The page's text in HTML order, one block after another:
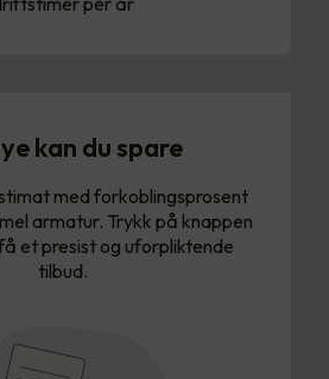
kan du spare
med forkoblingsprosent
armatur. Trykk på knappen
et presist og uforpliktende
tilbud.